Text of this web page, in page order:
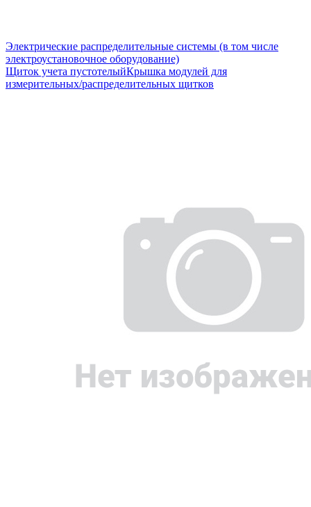
Электрические распределительные системы (в том числе
электроустановочное оборудование)
Щиток учета пустотелыйКрышка модулей для
измерительных/распределительных щитков